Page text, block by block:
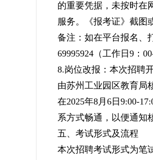
的重要凭据，未按时在
服务。《报考证》截图
备注：如在平台报名、
69995924（工作日9：
8.岗位改报：本次招聘
由苏州工业园区教育局
在2025年8月6日9:00-
系方式畅通，以便通知
五、考试形式及流程
本次招聘考试形式为笔